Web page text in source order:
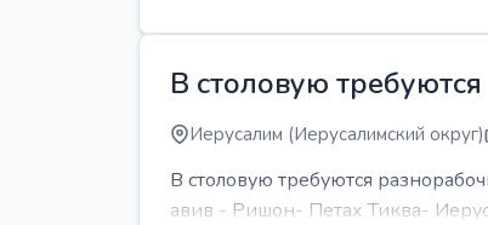
В столовую требуются
Иерусалим (Иерусалимский округ)
В столовую требуются
авив - Ришон- Петах Тиква-